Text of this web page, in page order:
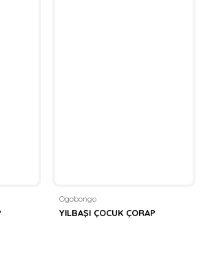
Ogobongo
YILBAŞI ÇOCUK ÇORAP